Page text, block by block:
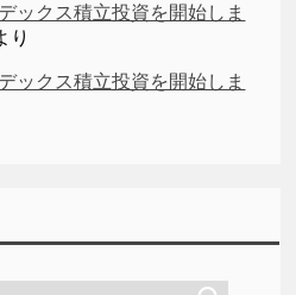
ックス積立投資を開始しま
り
ックス積立投資を開始しま